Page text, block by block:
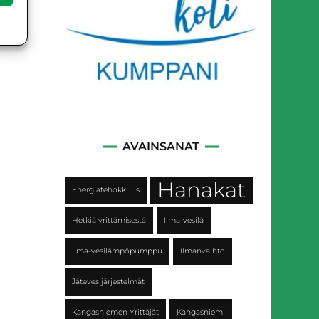
AVAINSANAT
Energiatehokkuus Hanakat
Hetkiä yrittämisestä Ilma-vesilä
Ilma-vesilämpöpumppu Ilmanvaihto
Jätevesijärjestelmät
Kangasniemen Yrittäjät Kangasniemi